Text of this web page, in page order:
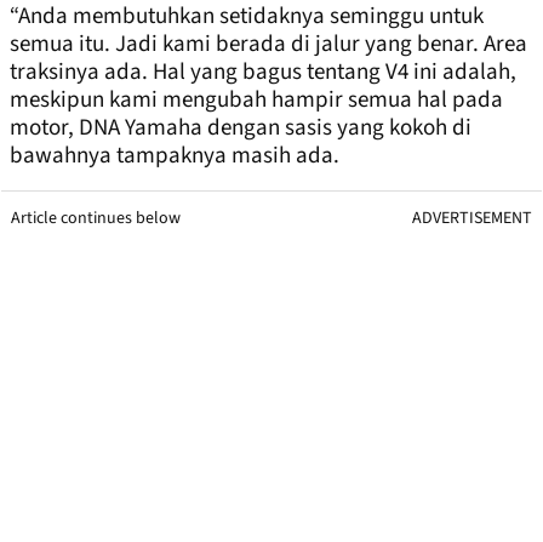
“Anda membutuhkan setidaknya seminggu untuk
semua itu. Jadi kami berada di jalur yang benar. Area
traksinya ada. Hal yang bagus tentang V4 ini adalah,
meskipun kami mengubah hampir semua hal pada
motor, DNA Yamaha dengan sasis yang kokoh di
bawahnya tampaknya masih ada.
Article continues below ADVERTISEMENT